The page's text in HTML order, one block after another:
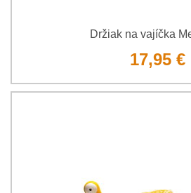
Držiak na vajíčka
17,95 €